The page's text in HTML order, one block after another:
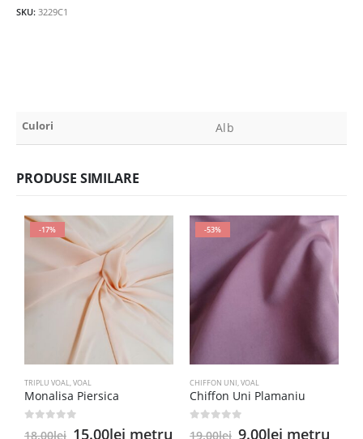
SKU: 3229C1
Culori Alb
PRODUSE SIMILARE
-17%
TRIPLU VOAL,VOAL
Monalisa Piersica
18.00lei Prețul
15.00lei Prețul
metru
-53%
CHIFFON UNI,VOAL
Chiffon Uni Plamaniu
19.00lei Prețul
9.00lei Prețul
metru